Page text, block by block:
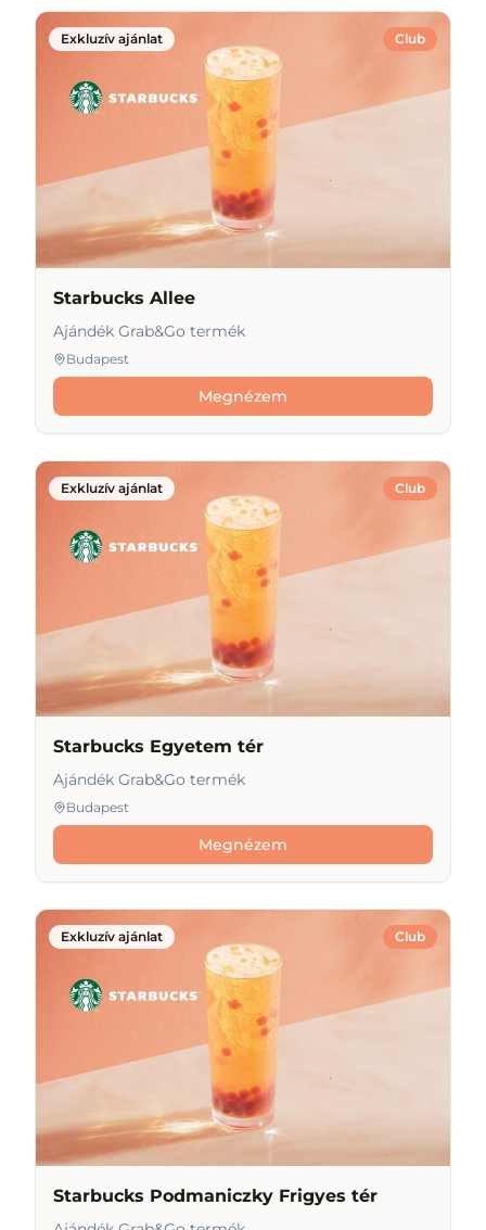
Club
Exkluzív ajánlat
Starbucks Allee
Ajándék Grab&Go termék
Budapest
Megnézem
Club
Exkluzív ajánlat
Starbucks Egyetem tér
Ajándék Grab&Go termék
Budapest
Megnézem
Club
Exkluzív ajánlat
Starbucks Podmaniczky Frigyes tér